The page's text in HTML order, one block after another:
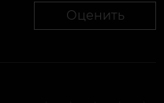
Оценить